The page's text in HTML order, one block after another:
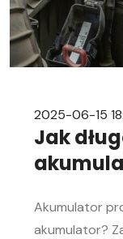
2025-06-15
Jak
Akumulator
akumulator?